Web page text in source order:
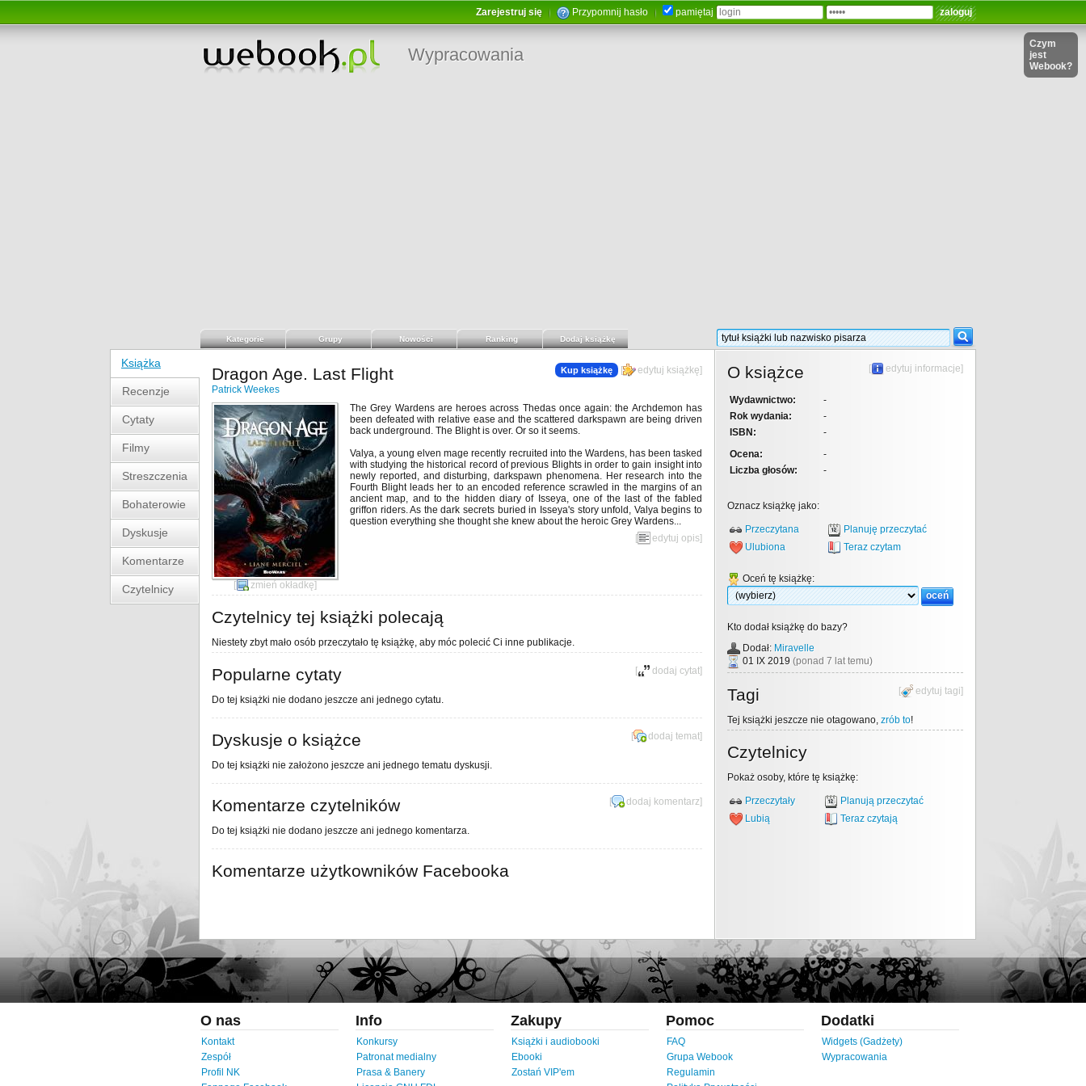
Zarejestruj się Przypomnij hasło pamiętaj
Wypracowania
Czym
jest
Webook?
Kategorie Grupy Nowości Ranking Dodaj książkę
Książka
Recenzje
Cytaty
Filmy
Streszczenia
Bohaterowie
Dyskusje
Komentarze
Czytelnicy
Kup książkę [ edytuj książkę]
Dragon Age. Last Flight
Patrick Weekes
[ zmień okładkę]
The Grey Wardens are heroes across Thedas once again: the Archdemon has
been defeated with relative ease and the scattered darkspawn are being driven
back underground. The Blight is over. Or so it seems.
Valya, a young elven mage recently recruited into the Wardens, has been tasked
with studying the historical record of previous Blights in order to gain insight into
newly reported, and disturbing, darkspawn phenomena. Her research into the
Fourth Blight leads her to an encoded reference scrawled in the margins of an
ancient map, and to the hidden diary of Isseya, one of the last of the fabled
griffon riders. As the dark secrets buried in Isseya's story unfold, Valya begins to
question everything she thought she knew about the heroic Grey Wardens...
[
edytuj opis]
Czytelnicy tej książki polecają
Niestety zbyt mało osób przeczytało tę książkę, aby móc polecić Ci inne publikacje.
[ dodaj cytat]
Popularne cytaty
Do tej książki nie dodano jeszcze ani jednego cytatu.
[ dodaj temat]
Dyskusje o książce
Do tej książki nie założono jeszcze ani jednego tematu dyskusji.
[ dodaj komentarz]
Komentarze czytelników
Do tej książki nie dodano jeszcze ani jednego komentarza.
Komentarze użytkowników Facebooka
[ edytuj informacje]
O książce
Wydawnictwo:
-
Rok wydania:
-
ISBN:
-
Ocena:
-
Liczba głosów:
-
Oznacz książkę jako:
Przeczytana
Planuję przeczytać
Ulubiona
Teraz czytam
Oceń tę książkę:
Kto dodał książkę do bazy?
Dodał: Miravelle
01 IX 2019 (ponad 7 lat temu)
[ edytuj tagi]
Tagi
Tej książki jeszcze nie otagowano, zrób to!
Czytelnicy
Pokaż osoby, które tę książkę:
Przeczytały
Planują przeczytać
Lubią
Teraz czytają
O nas
Kontakt
Zespół
Profil NK
Info
Konkursy
Patronat medialny
Prasa & Banery
Zakupy
Książki i audiobooki
Ebooki
Zostań VIP'em
Pomoc
FAQ
Grupa Webook
Regulamin
Dodatki
Widgets (Gadżety)
Wypracowania